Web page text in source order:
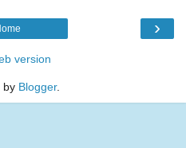
›
version
by Blogger.